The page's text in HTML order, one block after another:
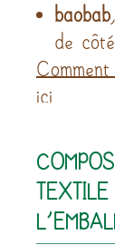
baobab
de côté
TEXTILE